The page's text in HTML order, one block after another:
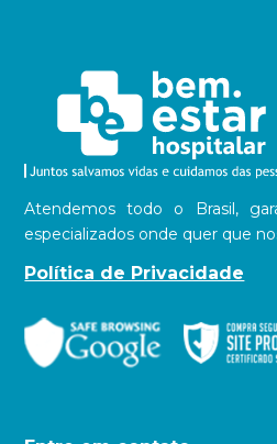
Atendemos todo o Brasil,
especializados onde quer que
Política de Privacidade